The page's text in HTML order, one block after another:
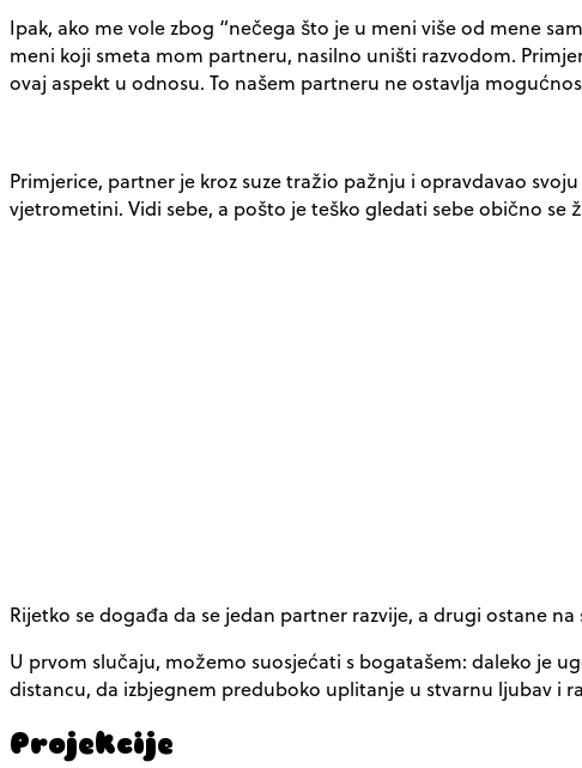
Ipak, ako me vole zbog “nečega što je u meni više od mene
meni koji smeta mom partneru, nasilno uništi razvodom.
ovaj aspekt u odnosu. To našem partneru ne ostavlja
Primjerice, partner je kroz suze tražio pažnju i opravdavao
vjetrometini. Vidi sebe, a pošto je teško gledati sebe obično
Rijetko se događa da se jedan partner razvije, a drugi ostane
U prvom slučaju, možemo suosjećati s bogatašem: daleko je
distancu, da izbjegnem preduboko uplitanje u stvarnu ljubav i
Projekcije